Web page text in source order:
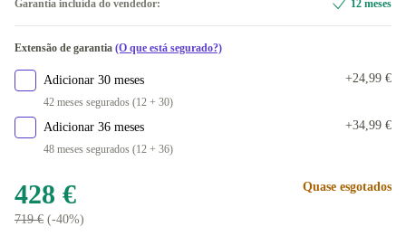
Disponível noutras configurações
Garantia incluída do vendedor: 12 meses
Extensão de garantia (O que está segurado?)
Adicionar 30 meses
42 meses segurados (12 + 30)
+24,99 €
Adicionar 36 meses
48 meses segurados (12 + 36)
+34,99 €
428 €
719 € (-40%)
Quase esgotados